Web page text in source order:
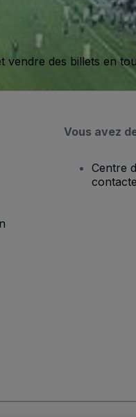
vendre des billets en
Vous avez
Centre